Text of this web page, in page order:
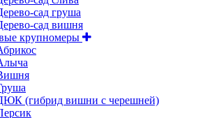
сад груша
сад вишня
крупномеры
(гибрид вишни с черешней)